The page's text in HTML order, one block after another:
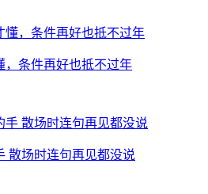
，条件再好也抵不过年
散场时连句再见都没说